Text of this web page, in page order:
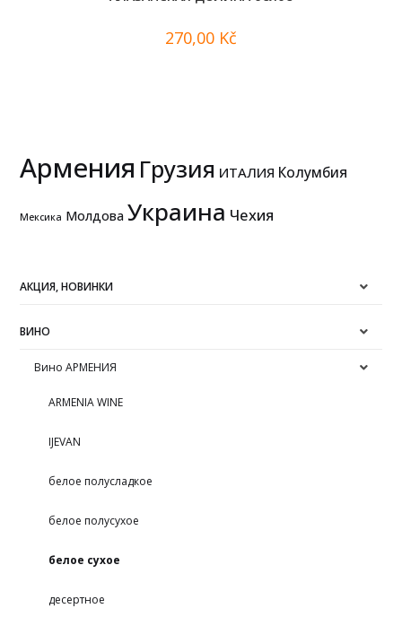
270,00 Kč
Армения Грузия ИТАЛИЯ Колумбия
Мексика Молдова Украина Чехия
АКЦИЯ, НОВИНКИ
ВИНО
Вино АРМЕНИЯ
ARMENIA WINE
IJEVAN
белое полусладкое
белое полусухое
белое сухое
десертное